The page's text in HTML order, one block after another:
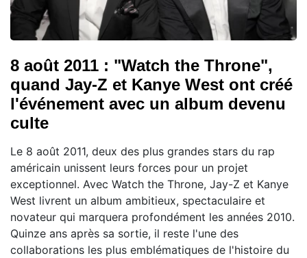
8 août 2011 : "Watch the Throne",
quand Jay-Z et Kanye West ont créé
l'événement avec un album devenu
culte
Le 8 août 2011, deux des plus grandes stars du rap
américain unissent leurs forces pour un projet
exceptionnel. Avec Watch the Throne, Jay-Z et Kanye
West livrent un album ambitieux, spectaculaire et
novateur qui marquera profondément les années 2010.
Quinze ans après sa sortie, il reste l'une des
collaborations les plus emblématiques de l'histoire du